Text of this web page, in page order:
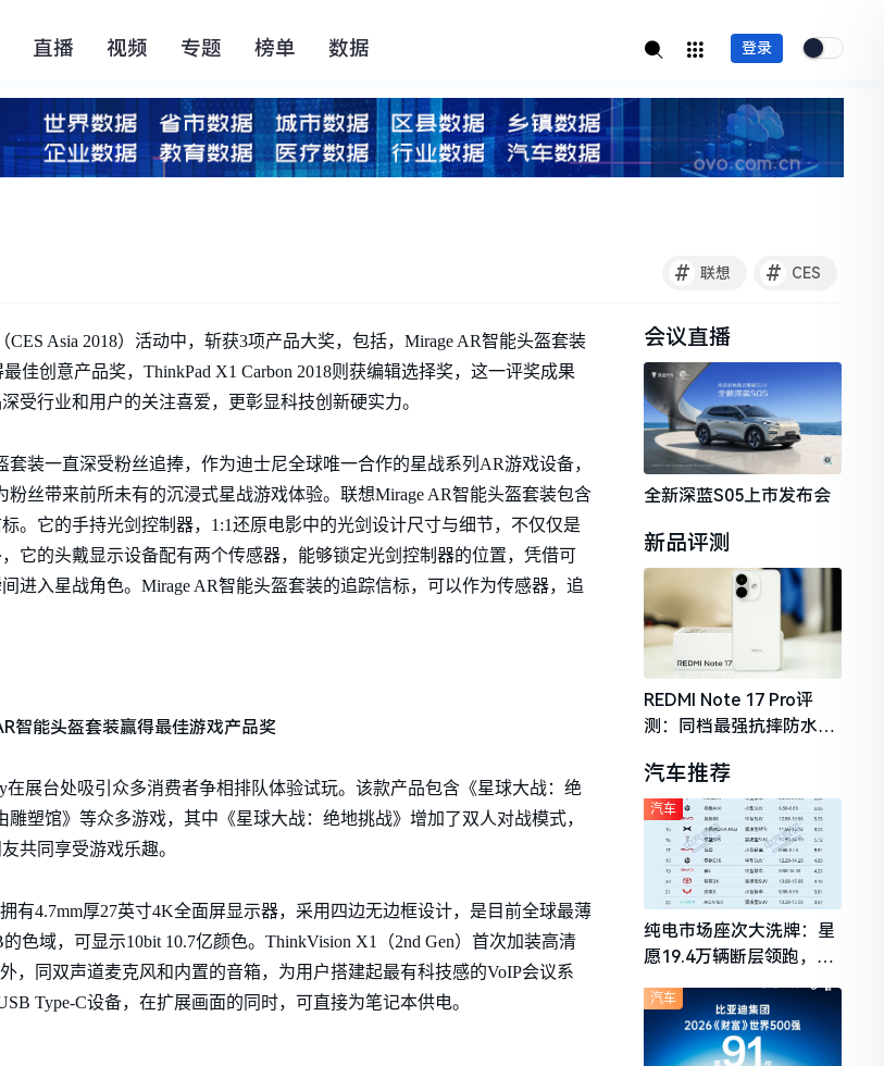
直播 视频 专题 榜单 数据 登录
# 联想 # CES
CES Asia 2018）活动中，斩获3项产品大奖，包括，Mirage AR智能头盔套装
佳创意产品奖，ThinkPad X1 Carbon 2018则获编辑选择奖，这一评奖成果
受行业和用户的关注喜爱，更彰显科技创新硬实力。
装一直深受粉丝追捧，作为迪士尼全球唯一合作的星战系列AR游戏设备，
粉丝带来前所未有的沉浸式星战游戏体验。联想Mirage AR智能头盔套装包含
。它的手持光剑控制器，1:1还原电影中的光剑设计尺寸与细节，不仅仅是
它的头戴显示设备配有两个传感器，能够锁定光剑控制器的位置，凭借可
进入星战角色。Mirage AR智能头盔套装的追踪信标，可以作为传感器，追
智能头盔套装赢得最佳游戏产品奖
在展台处吸引众多消费者争相排队体验试玩。该款产品包含《星球大战：绝
雕塑馆》等众多游戏，其中《星球大战：绝地挑战》增加了双人对战模式，
共同享受游戏乐趣。
有4.7mm厚27英寸4K全面屏显示器，采用四边无边框设计，是目前全球最薄
色域，可显示10bit 10.7亿颜色。ThinkVision X1（2nd Gen）首次加装高清
，同双声道麦克风和内置的音箱，为用户搭建起最有科技感的VoIP会议系
Type-C设备，在扩展画面的同时，可直接为笔记本供电。
会议直播
全新深蓝S05上市发布会
新品评测
REDMI Note 17 Pro评
测：同档最强抗摔防水，
守门员
汽车推荐
纯电市场座次大洗牌：星
愿19.4万辆断层领跑，理
想i6成最强黑马
汽车
汽车